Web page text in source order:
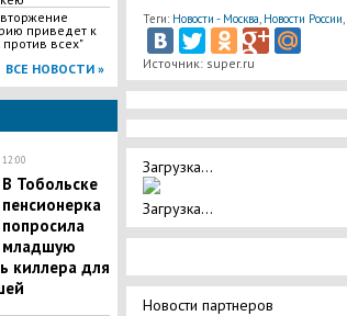
приведет к
всех"
ВСЕ НОВОСТИ »
12:00
В Тобольске
пенсионерка
попросила
младшую
киллера для
Теги: Новости - Москва Новости России
Источник: super.ru
Загрузка...
Загрузка...
Новости партнеров